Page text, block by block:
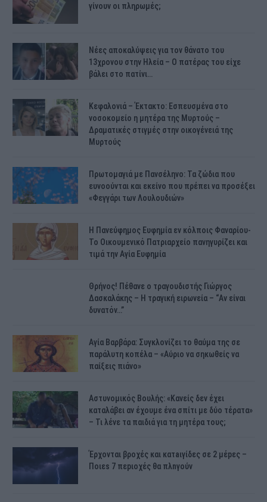
γίνουν οι πληρωμές;
Νέες αποκαλύψεις για τον θάνατο του
13χρονου στην Ηλεία – Ο πατέρας του είχε
βάλει στο πατίνι…
Κεφαλονιά – Έκτακτο: Εσπευσμένα στο
νοσοκομείο η μητέρα της Μυρτούς –
Δραματικές στιγμές στην οικογένειά της
Μυρτούς
Πρωτομαγιά με Πανσέληνο: Τα ζώδια που
ευνοούνται και εκείνο που πρέπει να προσέξει
«Φεγγάρι των Λουλουδιών»
H Πανεύφημος Ευφημία εν κόλποις Φαναρίου-
Το Οικουμενικό Πατριαρχείο πανηγυρίζει και
τιμά την Αγία Ευφημία
Θρήνος! Πέθανε ο τραγουδιστής Γιώργος
Δασκαλάκης – Η τραγική ειρωνεία – “Αν είναι
δυνατόν…”
Αγία Βαρβάρα: Συγκλονίζει το θαύμα της σε
παράλυτη κοπέλα – «Αύριο να σηκωθείς να
παίξεις πιάνο»
Αστυνομικός Bουλής: «Κανείς δεν έχει
καταλάβει αν έχουμε ένα σπίτι με δύο τέρατα»
– Τι λένε τα παιδιά για τη μητέρα τους;
Έρχονται βροχές και κατaιγίδες σε 2 μέpες –
Ποιεs 7 πεpιοχές θα πλnγούν